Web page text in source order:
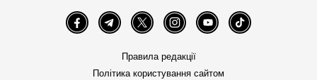
FacebookTelegramTwitter InstagramYouTube TikTok
Правила редакції
Політика користування сайтом